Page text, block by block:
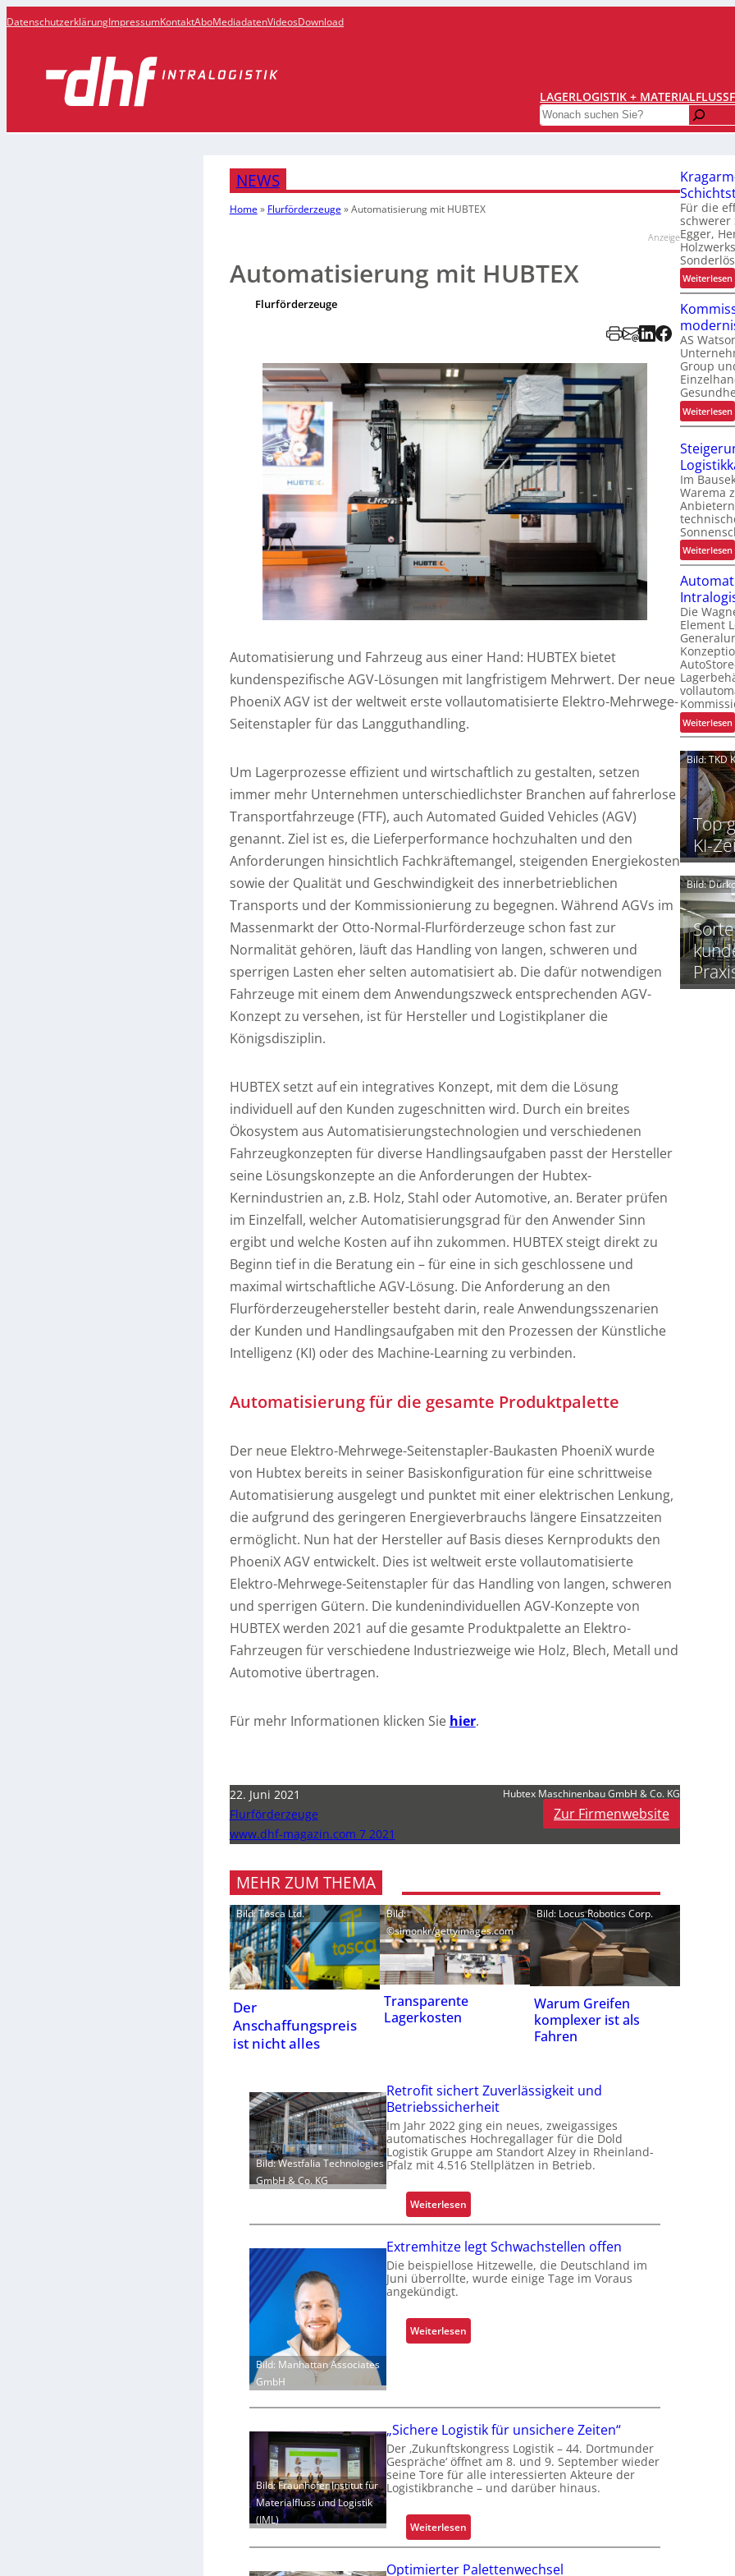
DatenschutzerklärungImpressumKontaktAboMediadatenVideosDownload
LAGERLOGISTIK + MATERIALFLUSS
Search
NEWS
Home» Flurförderzeuge»Automatisierung mit HUBTEX
Anzeige
Automatisierung mit HUBTEX
Flurförderzeuge
Automatisierung und Fahrzeug aus einer Hand: HUBTEX bietet
kundenspezifische AGV-Lösungen mit langfristigem Mehrwert. Der neue
PhoeniX AGV ist der weltweit erste vollautomatisierte Elektro-Mehrwege-
Seitenstapler für das Langguthandling.
Um Lagerprozesse effizient und wirtschaftlich zu gestalten, setzen
immer mehr Unternehmen unterschiedlichster Branchen auf fahrerlose
Transportfahrzeuge (FTF), auch Automated Guided Vehicles (AGV)
genannt. Ziel ist es, die Lieferperformance hochzuhalten und den
Anforderungen hinsichtlich Fachkräftemangel, steigenden Energiekosten
sowie der Qualität und Geschwindigkeit des innerbetrieblichen
Transports und der Kommissionierung zu begegnen. Während AGVs im
Massenmarkt der Otto-Normal-Flurförderzeuge schon fast zur
Normalität gehören, läuft das Handling von langen, schweren und
sperrigen Lasten eher selten automatisiert ab. Die dafür notwendigen
Fahrzeuge mit einem dem Anwendungszweck entsprechenden AGV-
Konzept zu versehen, ist für Hersteller und Logistikplaner die
Königsdisziplin.
HUBTEX setzt auf ein integratives Konzept, mit dem die Lösung
individuell auf den Kunden zugeschnitten wird. Durch ein breites
Ökosystem aus Automatisierungstechnologien und verschiedenen
Fahrzeugkonzepten für diverse Handlingsaufgaben passt der Hersteller
seine Lösungskonzepte an die Anforderungen der Hubtex-
Kernindustrien an, z.B. Holz, Stahl oder Automotive, an. Berater prüfen
im Einzelfall, welcher Automatisierungsgrad für den Anwender Sinn
ergibt und welche Kosten auf ihn zukommen. HUBTEX steigt direkt zu
Beginn tief in die Beratung ein – für eine in sich geschlossene und
maximal wirtschaftliche AGV-Lösung. Die Anforderung an den
Flurförderzeugehersteller besteht darin, reale Anwendungsszenarien
der Kunden und Handlingsaufgaben mit den Prozessen der Künstliche
Intelligenz (KI) oder des Machine-Learning zu verbinden.
Automatisierung für die gesamte Produktpalette
Der neue Elektro-Mehrwege-Seitenstapler-Baukasten PhoeniX wurde
von Hubtex bereits in seiner Basiskonfiguration für eine schrittweise
Automatisierung ausgelegt und punktet mit einer elektrischen Lenkung,
die aufgrund des geringeren Energieverbrauchs längere Einsatzzeiten
ermöglicht. Nun hat der Hersteller auf Basis dieses Kernprodukts den
PhoeniX AGV entwickelt. Dies ist weltweit erste vollautomatisierte
Elektro-Mehrwege-Seitenstapler für das Handling von langen, schweren
und sperrigen Gütern. Die kundenindividuellen AGV-Konzepte von
HUBTEX werden 2021 auf die gesamte Produktpalette an Elektro-
Fahrzeugen für verschiedene Industriezweige wie Holz, Blech, Metall und
Automotive übertragen.
Für mehr Informationen klicken Sie hier.
22. Juni 2021
Flurförderzeuge
www.dhf-magazin.com 7 2021
Hubtex Maschinenbau GmbH & Co. KG
Zur Firmenwebsite
MEHR ZUM THEMA
Bild: Tosca Ltd.
Der
Anschaffungspreis
ist nicht alles
Bild:
©simonkr/gettyimages.com
Transparente
Lagerkosten
Bild: Locus Robotics Corp.
Warum Greifen
komplexer ist als
Fahren
Bild: Westfalia Technologies
GmbH & Co. KG
Retrofit sichert Zuverlässigkeit und
Betriebssicherheit
Im Jahr 2022 ging ein neues, zweigassiges
automatisches Hochregallager für die Dold
Logistik Gruppe am Standort Alzey in Rheinland-
Pfalz mit 4.516 Stellplätzen in Betrieb.
Weiterlesen:
R
e
t
r
t
h
e
r
t
Z
u
v
e
r
l
Bild: Manhattan Associates
GmbH
Extremhitze legt Schwachstellen offen
Die beispiellose Hitzewelle, die Deutschland im
Juni überrollte, wurde einige Tage im Voraus
angekündigt.
Weiterlesen:
E
m
h
i
t
e
l
g
Bild: Fraunhofer Institut für
Materialfluss und Logistik
(IML)
„Sichere Logistik für unsichere Zeiten“
Der ‚Zukunftskongress Logistik – 44. Dortmunder
Gespräche‘ öffnet am 8. und 9. September wieder
seine Tore für alle interessierten Akteure der
Logistikbranche – und darüber hinaus.
Weiterlesen:
„
Optimierter Palettenwechsel
Für die
schwerer
Egger,
Weiterlesen:
r
r
-
U
i
t
f
r
S
c
i
t
s
t
f
f
l
l
AS
Group
Weiterlesen:
i
s
s
i
o
i
r
g
f
a
s
s
d
r
s
i
r
t
Im
Warema
Weiterlesen:
t
i
r
d
r
i
s
t
i
z
i
t
Die
Element
Weiterlesen:
t
t
i
s
i
r
Bild: TKD
Top
KI-
Bild: